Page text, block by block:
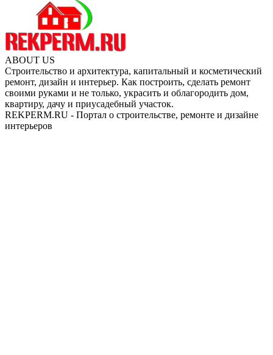
ABOUT US
Строительство и архитектура, капитальный и косметический
ремонт, дизайн и интерьер. Как построить, сделать ремонт
своими руками и не только, украсить и облагородить дом,
квартиру, дачу и приусадебный участок.
REKPERM.RU - Портал о строительстве, ремонте и дизайне
интерьеров